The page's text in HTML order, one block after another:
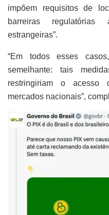
impõem requisitos de
barreiras
estrangeiras”.
“Em todos esses
semelhante: tais
restringiriam o acesso
mercados nacionais”,